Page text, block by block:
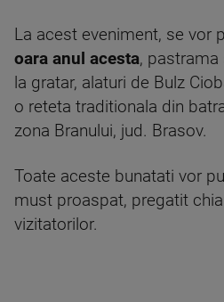
La acest eveniment, se vor
oara anul acesta, pastrama
la gratar, alaturi de Bulz
o reteta traditionala din
zona Branului, jud. Brasov.
Toate aceste bunatati vor
must proaspat, pregatit
vizitatorilor.